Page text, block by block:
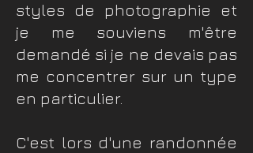
styles de photographie et
je me souviens m'être
demandé si je ne devais pas
me concentrer sur un type
en particulier.
​C'est lors d'une randonnée